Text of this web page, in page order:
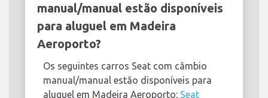
manual/manual estão disponíveis
para aluguel em Madeira
Aeroporto?
Os seguintes carros Seat com câmbio
manual/manual estão disponíveis para
aluguel em Madeira Aeroporto: Seat